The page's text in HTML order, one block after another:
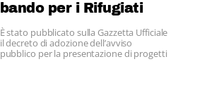
bando per i Rifugiati
È stato pubblicato sulla Gazzetta Ufficiale
il decreto di adozione dell’avviso
pubblico per la presentazione di progetti